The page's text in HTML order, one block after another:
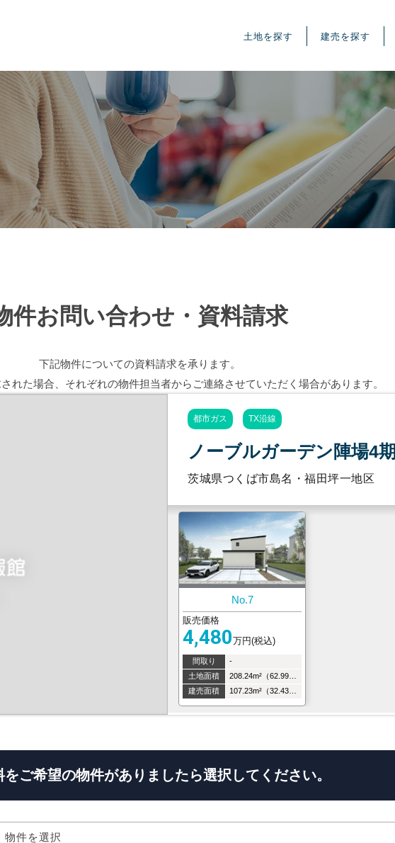
土地を探す 建売を探す
件お問い合わせ・資料請求
下記物件についての資料請求を承ります。
れた場合、 それぞれの物件担当者から ご連絡させていただく場合があります。
都市ガス TX沿線
ノーブルガーデン陣場4期
茨城県つくば市島名・福田坪一地区
No.7
販売価格
4,480万円(税込)
間取り
-
土地面積
建売面積
をご希望の物件がありましたら選択してください。